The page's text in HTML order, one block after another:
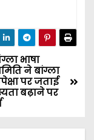
भाषा
ने बांग्ला
पर जताई
बढ़ाने पर